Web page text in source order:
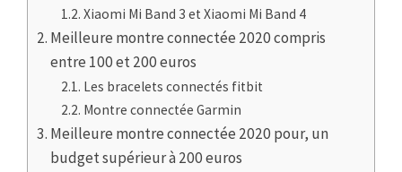
Xiaomi Mi Band 3 et Xiaomi Mi Band 4
Meilleure montre connectée 2020 compris
entre 100 et 200 euros
Les bracelets connectés fitbit
Montre connectée Garmin
Meilleure montre connectée 2020 pour, un
budget supérieur à 200 euros